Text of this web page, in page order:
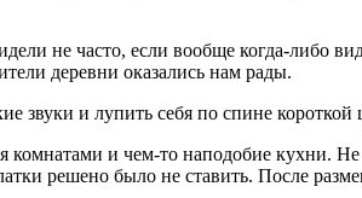
не часто, если вообще когда-
деревни оказались нам рады.
звуки и лупить себя по спине короткой
и чем-то наподобие кухни.
решено было не ставить. После